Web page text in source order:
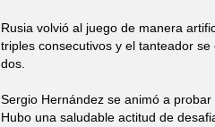
Rusia volvió al juego de manera
triples consecutivos y el tanteador
dos.
Sergio Hernández se animó a
Hubo una saludable actitud de